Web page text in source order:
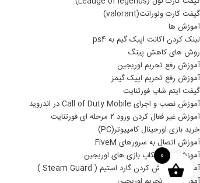
گیفت کارت ولورانت(valorant)
آموزش ها
لینک کردن اکانت اپیک گیم به ps4
روش های کاهش پینگ
آموزش رفع تحریم اوریجین
آموزش رفع تحریم اپیک گیمز
گیفت ایتم شاپ فورتنایت
آموزش نصب و اجرای Call of Duty Mobile در اندروید
آموزش غیر فعال کردن ورود ۲ مرحله ای فورتنایت
خرید بازی اورجینال کامپیوتر(PC)
آموزش اتصال به سرورهای FiveM
آموزش نصب بکاپ بازی های اوریجین
آموزش خاموش کردن گارد استیم ( Steam Guard )
0